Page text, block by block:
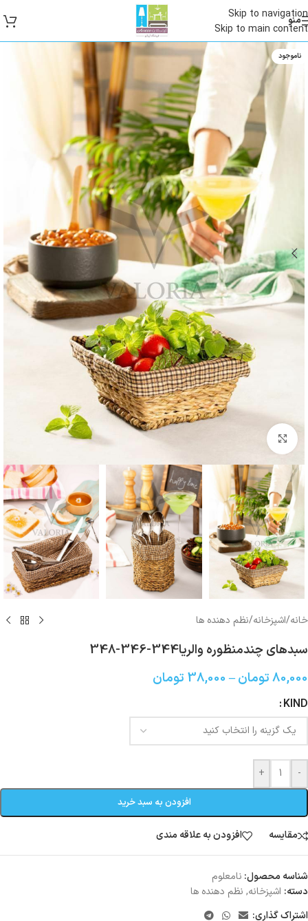
Skip to navigation
Skip to main content
منو
ناموجود
بزرگنمایی تصویر
خانه/اشپزخانه/نظم دهنده ها
سبدهای چندمنظوره والریا344-346-348
80,000تومان–
38,000 تومان
KIND
-
+
افزودن به سبد خرید
مقایسه افزودن به علاقه مندی
شناسه محصول: نامعلوم
دسته: اشپزخانه, نظم دهنده ها
اشتراک گذاری: